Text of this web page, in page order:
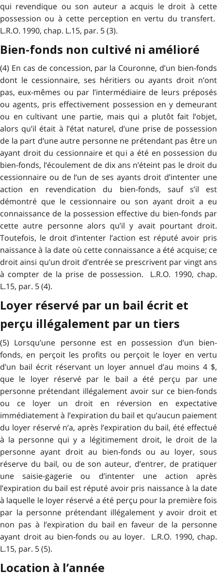
qui revendique ou son auteur a acquis le droit à cette
possession ou à cette perception en vertu du transfert.
L.R.O. 1990, chap. L.15, par. 5 (3).
Bien-fonds non cultivé ni amélioré
(4) En cas de concession, par la Couronne, d’un bien-fonds
dont le cessionnaire, ses héritiers ou ayants droit n’ont
pas, eux-mêmes ou par l’intermédiaire de leurs préposés
ou agents, pris effectivement possession en y demeurant
ou en cultivant une partie, mais qui a plutôt fait l’objet,
alors qu’il était à l’état naturel, d’une prise de possession
de la part d’une autre personne ne prétendant pas être un
ayant droit du cessionnaire et qui a été en possession du
bien-fonds, l’écoulement de dix ans n’éteint pas le droit du
cessionnaire ou de l’un de ses ayants droit d’intenter une
action en revendication du bien-fonds, sauf s’il est
démontré que le cessionnaire ou son ayant droit a eu
connaissance de la possession effective du bien-fonds par
cette autre personne alors qu’il y avait pourtant droit.
Toutefois, le droit d’intenter l’action est réputé avoir pris
naissance à la date où cette connaissance a été acquise; ce
droit ainsi qu’un droit d’entrée se prescrivent par vingt ans
à compter de la prise de possession. L.R.O. 1990, chap.
L.15, par. 5 (4).
Loyer réservé par un bail écrit et
perçu illégalement par un tiers
(5) Lorsqu’une personne est en possession d’un bien-
fonds, en perçoit les profits ou perçoit le loyer en vertu
d’un bail écrit réservant un loyer annuel d’au moins 4 $,
que le loyer réservé par le bail a été perçu par une
personne prétendant illégalement avoir sur ce bien-fonds
ou ce loyer un droit en réversion en expectative
immédiatement à l’expiration du bail et qu’aucun paiement
du loyer réservé n’a, après l’expiration du bail, été effectué
à la personne qui y a légitimement droit, le droit de la
personne ayant droit au bien-fonds ou au loyer, sous
réserve du bail, ou de son auteur, d’entrer, de pratiquer
une saisie-gagerie ou d’intenter une action après
l’expiration du bail est réputé avoir pris naissance à la date
à laquelle le loyer réservé a été perçu pour la première fois
par la personne prétendant illégalement y avoir droit et
non pas à l’expiration du bail en faveur de la personne
ayant droit au bien-fonds ou au loyer. L.R.O. 1990, chap.
L.15, par. 5 (5).
Location à l’année